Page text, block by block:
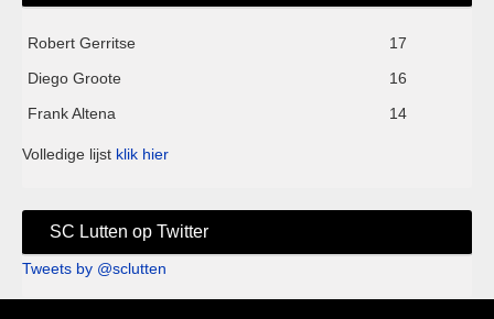
Robert Gerritse
17
Diego Groote
16
Frank Altena
14
Volledige lijst klik hier
SC Lutten op Twitter
Tweets by @sclutten